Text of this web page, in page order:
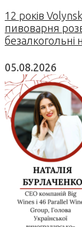
12 років
пивоварня
безалкогольні
05.08.2026